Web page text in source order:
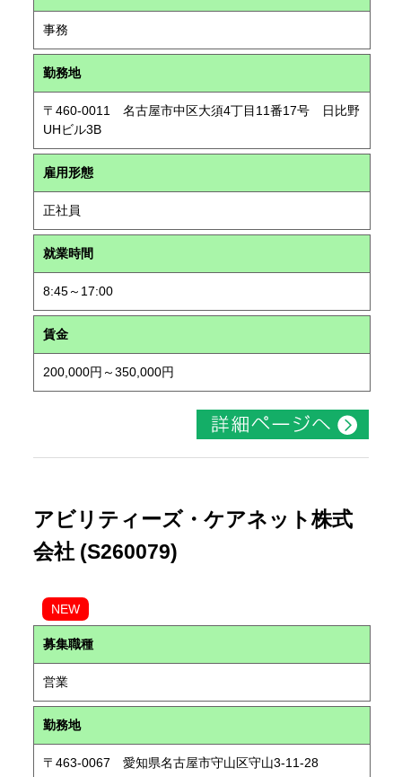
事務
勤務地
〒460-0011 名古屋市中区大須4丁目11番17号 日比野
UHビル3B
雇用形態
正社員
就業時間
8:45～17:00
賃金
200,000円～350,000円
アビリティーズ・ケアネット株式
会社 (S260079)
NEW
募集職種
営業
勤務地
〒463-0067 愛知県名古屋市守山区守山3-11-28